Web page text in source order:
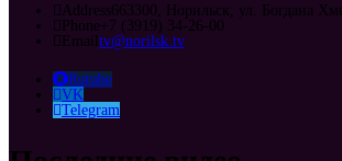
Address663300, Норильск, ул. Богдана
Phone +7 (3919) 34-26-00
Emailtv@norilsk.tv
Rutube
VK
Telegram